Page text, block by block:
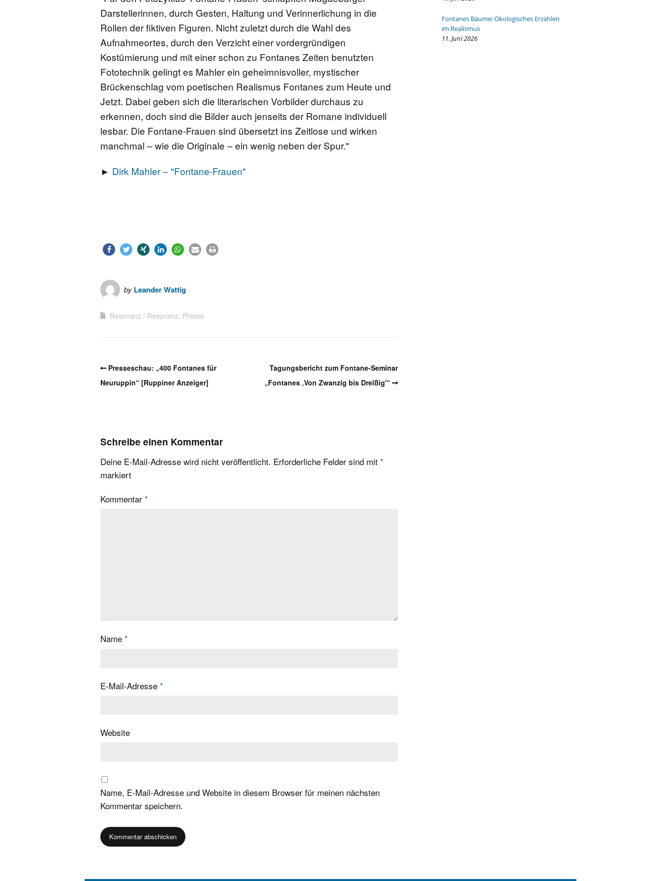
PROJEKTFÖRDERUNG
FONTANE-PREIS
MV / KLOSTER DOBBERTIN
NEUSS/DÜSSELDORF
(NIEDERRHEIN)
POLEN
RUPPIN
SCHLESWIGER LAND
ZEUTHEN
BRIEFE AUS BERLIN
Darstellerinnen, durch Gesten, Haltung und Verinnerlichung in die
Rollen der fiktiven Figuren. Nicht zuletzt durch die Wahl des
Aufnahmeortes, durch den Verzicht einer vordergründigen
Kostümierung und mit einer schon zu Fontanes Zeiten benutzten
Fototechnik gelingt es Mahler ein geheimnisvoller, mystischer
Brückenschlag vom poetischen Realismus Fontanes zum Heute und
Jetzt. Dabei geben sich die literarischen Vorbilder durchaus zu
erkennen, doch sind die Bilder auch jenseits der Romane individuell
lesbar. Die Fontane-Frauen sind übersetzt ins Zeitlose und wirken
manchmal – wie die Originale – ein wenig neben der Spur."
► Dirk Mahler – "Fontane-Frauen"
by Leander Wattig
Resonanz Resonanz: Presse
Presseschau: „400 Fontanes für
Neuruppin“ [Ruppiner Anzeiger]
Tagungsbericht zum Fontane-Seminar
„Fontanes ‚Von Zwanzig bis Dreißig'“
Schreibe einen Kommentar
Deine E-Mail-Adresse wird nicht veröffentlicht. Erforderliche Felder sind mit *
markiert
Kommentar *
Name *
E-Mail-Adresse *
Website
Name, E-Mail-Adresse und Website in diesem Browser für meinen nächsten
Kommentar speichern.
Fontanes Bäume: Ökologisches Erzählen
im Realismus
11. Juni 2026